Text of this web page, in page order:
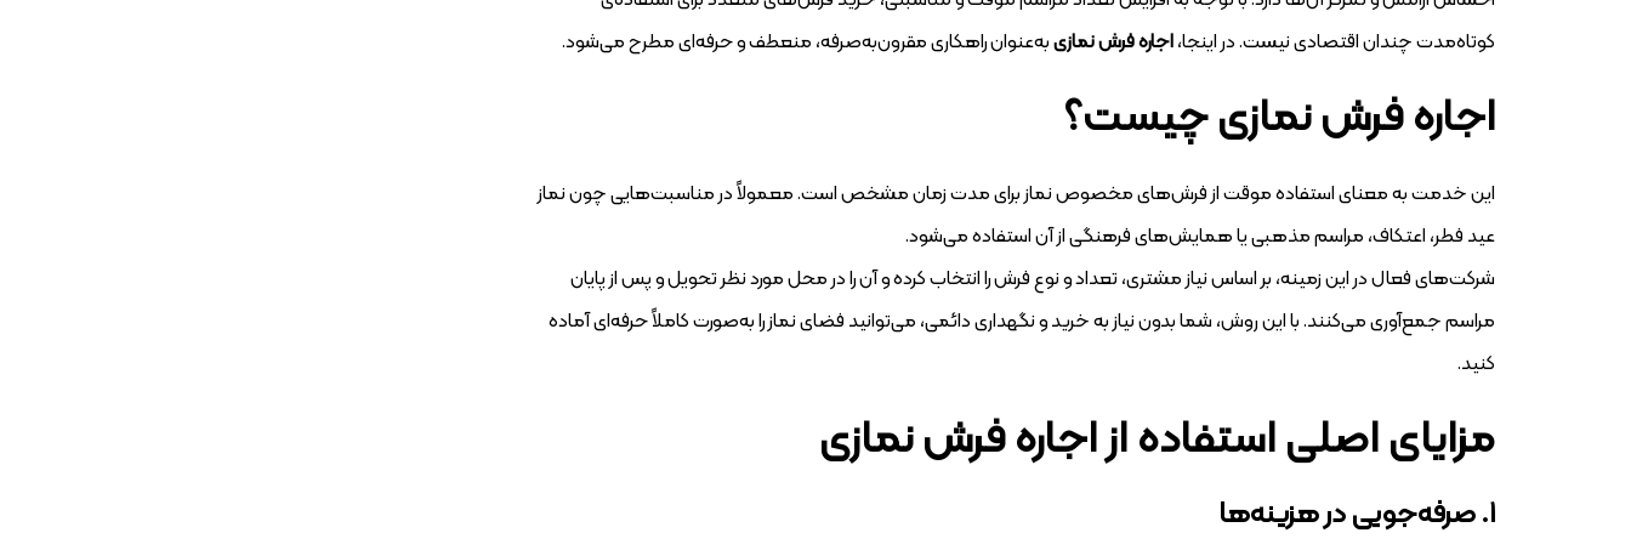
کوتاه‌مدت چندان اقتصادی نیست. در اینجا،اجاره فرش نمازیبه‌عنوان راهکاری مقرون‌به‌صرفه، منعطف و حرفه‌ای مطرح می‌شود.
اجاره فرش نمازی چیست؟
این خدمت به معنای استفاده موقت از فرش‌های مخصوص نماز برای مدت زمان مشخص است. معمولاً در مناسبت‌هایی چون نماز
عید فطر، اعتکاف، مراسم مذهبی یا همایش‌های فرهنگی از آن استفاده می‌شود.
شرکت‌های فعال در این زمینه، بر اساس نیاز مشتری، تعداد و نوع فرش را انتخاب کرده و آن را در محل مورد نظر تحویل و پس از پایان
مراسم جمع‌آوری می‌کنند. با این روش، شما بدون نیاز به خرید و نگهداری دائمی، می‌توانید فضای نماز را به‌صورت کاملاً حرفه‌ای آماده
کنید.
مزایای اصلی استفاده از اجاره فرش نمازی
۱. صرفه‌جویی در هزینه‌ها